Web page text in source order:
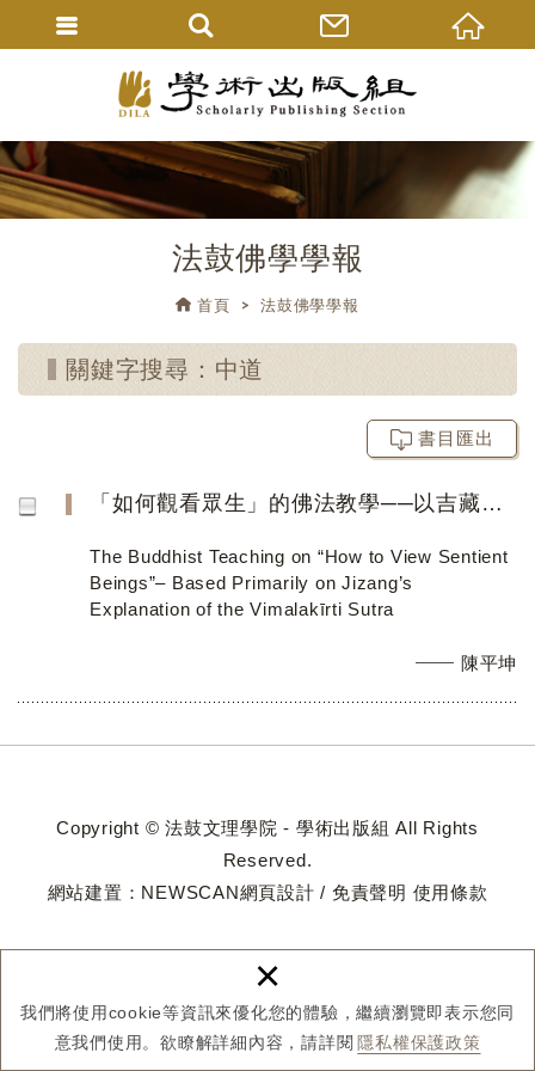
我們將使用cookie等資訊來優化您的體驗，繼續瀏覽即表示您同
意我們使用。欲瞭解詳細內容，請詳閱 隱私權保護政策
×
法鼓佛學學報
首頁 法鼓佛學學報
關鍵字搜尋：中道
書目匯出
「如何觀看眾生」的佛法教學──以吉藏《維摩詰所說經》疏義為主要論據
The Buddhist Teaching on “How to View Sentient
Beings”– Based Primarily on Jizang’s
Explanation of the Vimalakīrti Sutra
陳平坤
Copyright © 法鼓文理學院 - 學術出版組 All Rights
Reserved.
網站建置： NEWSCAN網頁設計 / 免責聲明 使用條款